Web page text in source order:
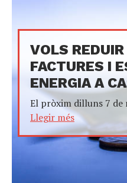
VOLS
FACTURES I
ENERGIA A
El pròxim dilluns 7 de
Llegir més